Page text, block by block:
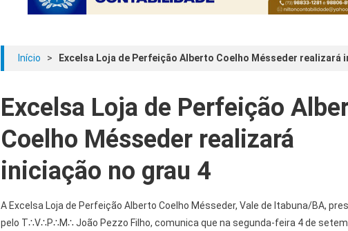
Início > Excelsa Loja de Perfeição Alberto Coelho Mésseder realizará
Excelsa Loja de Perfeição
Coelho Mésseder realizará
iniciação no grau 4
A Excelsa Loja de Perfeição Alberto Coelho Mésseder, Vale de Itabuna/BA,
pelo T∴V∴P∴M∴ João Pezzo Filho, comunica que na segunda-feira 4 de